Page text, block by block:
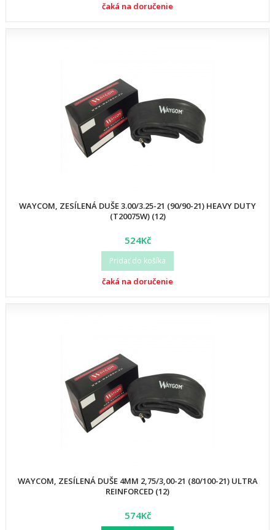
čaká na doručenie
WAYCOM, ZESÍLENÁ DUŠE 3.00/3.25-21 (90/90-21) HEAVY DUTY
(T20075W) (12)
524Kč
Pridať do košíka
čaká na doručenie
WAYCOM, ZESÍLENÁ DUŠE 4MM 2,75/3,00-21 (80/100-21) ULTRA
REINFORCED (12)
574Kč